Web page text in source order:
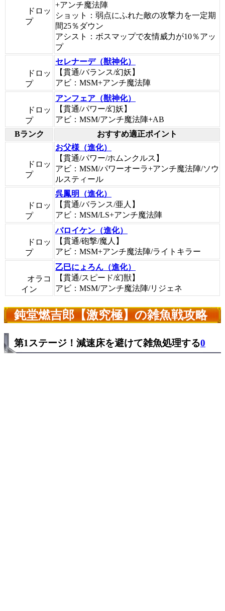
ドロッ
プ
+アンチ魔法陣
ショット：弱点にふれた敵の攻撃力を一定期
間25％ダウン
アシスト：ボスマップで友情威力が10％アッ
プ
ドロッ
プ
セレナーデ（獣神化）
【貫通/バランス/幻妖】
アビ：MSM+アンチ魔法陣
ドロッ
プ
アンフェア（獣神化）
【貫通/パワー/幻妖】
アビ：MSM/アンチ魔法陣+AB
Bランク
おすすめ適正ポイント
ドロッ
プ
お父様（進化）
【貫通/パワー/ホムンクルス】
アビ：MSM/パワーオーラ+アンチ魔法陣/ソウ
ルスティール
ドロッ
プ
呉鳳明（進化）
【貫通/バランス/亜人】
アビ：MSM/LS+アンチ魔法陣
ドロッ
プ
バロイケン（進化）
【貫通/砲撃/魔人】
アビ：MSM+アンチ魔法陣/ライトキラー
オラコ
イン
乙巳にょろん（進化）
【貫通/スピード/幻獣】
アビ：MSM/アンチ魔法陣/リジェネ
鈍堂燃吉郎【激究極】の雑魚戦攻略
第1ステージ！減速床を避けて雑魚処理する0